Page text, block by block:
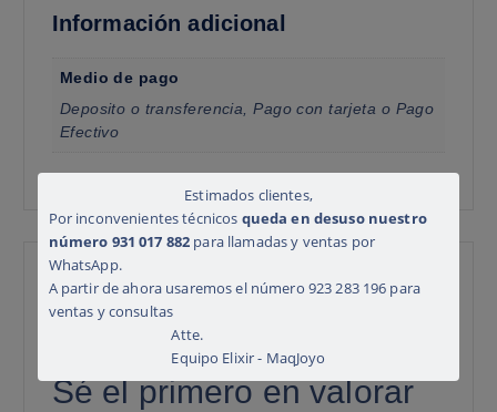
Información adicional
Medio de pago
Deposito o transferencia, Pago con tarjeta o Pago
Efectivo
Valoraciones
No hay valoraciones aún.
Sé el primero en valorar
Estimados clientes,
Por inconvenientes técnicos queda en desuso nuestro
número 931 017 882 para llamadas y ventas por
WhatsApp.
A partir de ahora usaremos el número 923 283 196 para
ventas y consultas
Atte.
Equipo Elixir - MaqJoyo